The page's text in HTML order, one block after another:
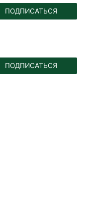
ПОДПИСАТЬСЯ
ПОДПИСАТЬСЯ